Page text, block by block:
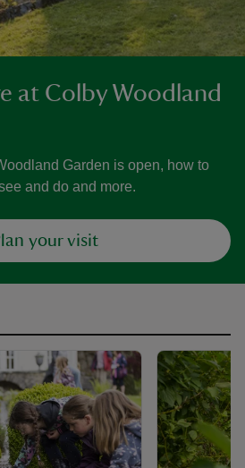
at Colby Woodland
Garden is open, how to
and do and more.
your visit